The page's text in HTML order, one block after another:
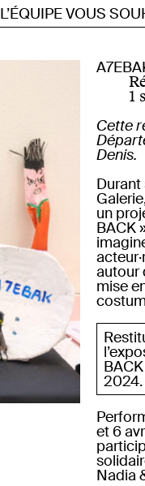
VOUS
1
Cette
Denis.
Durant
un
BACK
autour
mise
2024.
et 6
Nadia